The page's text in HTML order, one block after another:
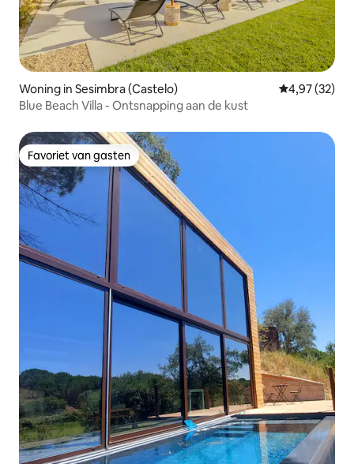
Woning in Sesimbra (Castelo) Gemiddelde
4,97 (32)
Blue Beach Villa - Ontsnapping aan de kust
Favoriet van gasten
Favoriet van gasten